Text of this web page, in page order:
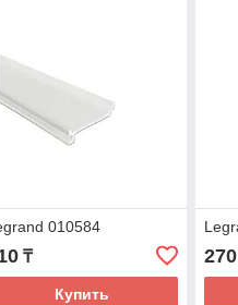
010584
₸
Купить
270